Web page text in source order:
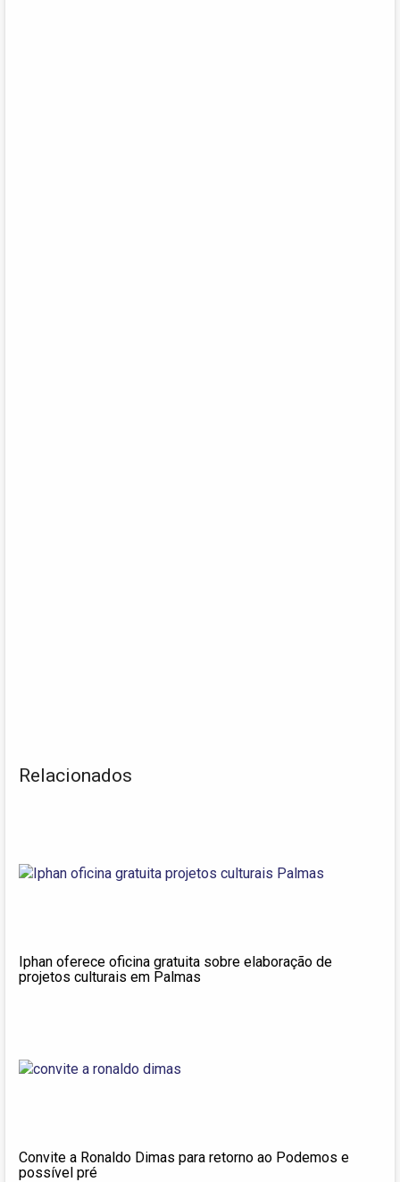
Relacionados
Iphan oferece oficina gratuita sobre elaboração de
projetos culturais em Palmas
Convite a Ronaldo Dimas para retorno ao Podemos e
possível pré